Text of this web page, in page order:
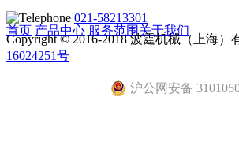
021-58213301
首页 产品中心 服务范围关于我们
Copyright © 2016-2018 波霆机械（上海）
16024251号
沪公网安备